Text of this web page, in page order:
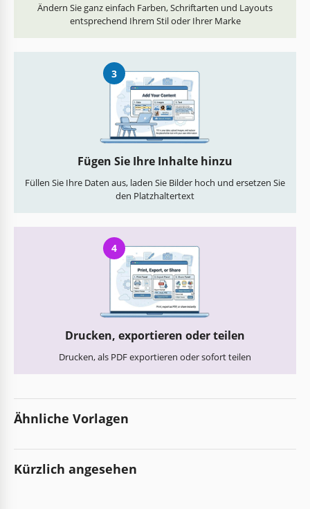
Ändern Sie ganz einfach Farben, Schriftarten und Layouts
entsprechend Ihrem Stil oder Ihrer Marke
3
Fügen Sie Ihre Inhalte hinzu
Füllen Sie Ihre Daten aus, laden Sie Bilder hoch und ersetzen Sie
den Platzhaltertext
4
Drucken, exportieren oder teilen
Drucken, als PDF exportieren oder sofort teilen
Ähnliche Vorlagen
Kürzlich angesehen